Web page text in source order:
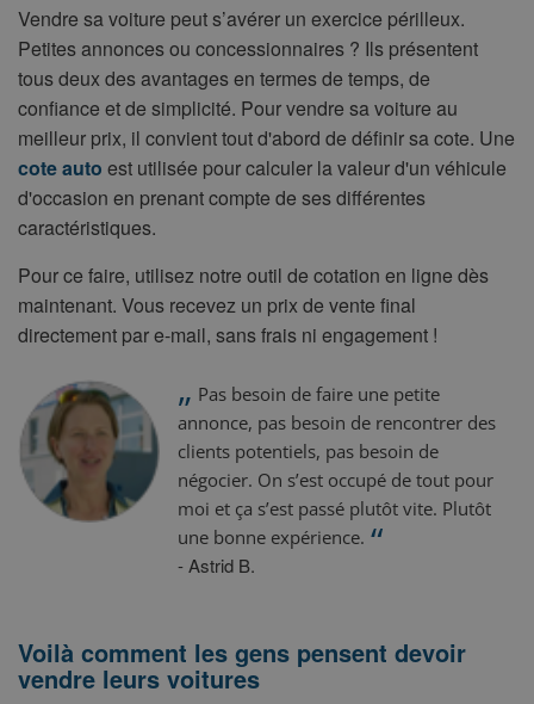
Vendre sa voiture peut s’avérer un exercice périlleux.
Petites annonces ou concessionnaires ? Ils présentent
tous deux des avantages en termes de temps, de
confiance et de simplicité. Pour vendre sa voiture au
meilleur prix, il convient tout d'abord de définir sa cote. Une
cote auto est utilisée pour calculer la valeur d'un véhicule
d'occasion en prenant compte de ses différentes
caractéristiques.
Pour ce faire, utilisez notre outil de cotation en ligne dès
maintenant. Vous recevez un prix de vente final
directement par e-mail, sans frais ni engagement !
„ Pas besoin de faire une petite
annonce, pas besoin de rencontrer des
clients potentiels, pas besoin de
négocier. On s’est occupé de tout pour
moi et ça s’est passé plutôt vite. Plutôt
une bonne expérience. “
- Astrid B.
Voilà comment les gens pensent devoir
vendre leurs voitures